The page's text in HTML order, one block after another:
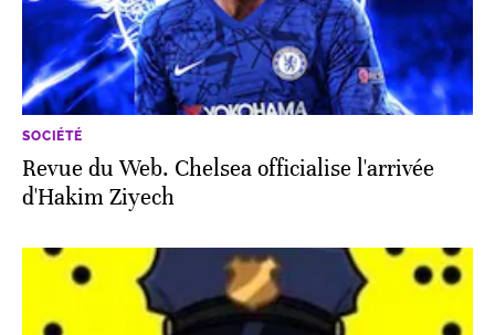
SOCIÉTÉ
Revue du Web. Chelsea officialise l'arrivée
d'Hakim Ziyech